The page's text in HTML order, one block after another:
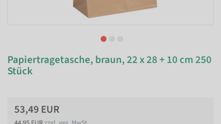
Papiertragetasche, braun, 22 x 28 + 10 cm 250
Stück
53,49 EUR